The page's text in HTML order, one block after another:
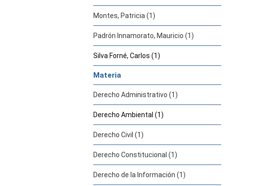
Montes, Patricia (1)
Padrón Innamorato, Mauricio (1)
Silva Forné, Carlos (1)
Materia
Derecho Administrativo (1)
Derecho Ambiental (1)
Derecho Civil (1)
Derecho Constitucional (1)
Derecho de la Información (1)